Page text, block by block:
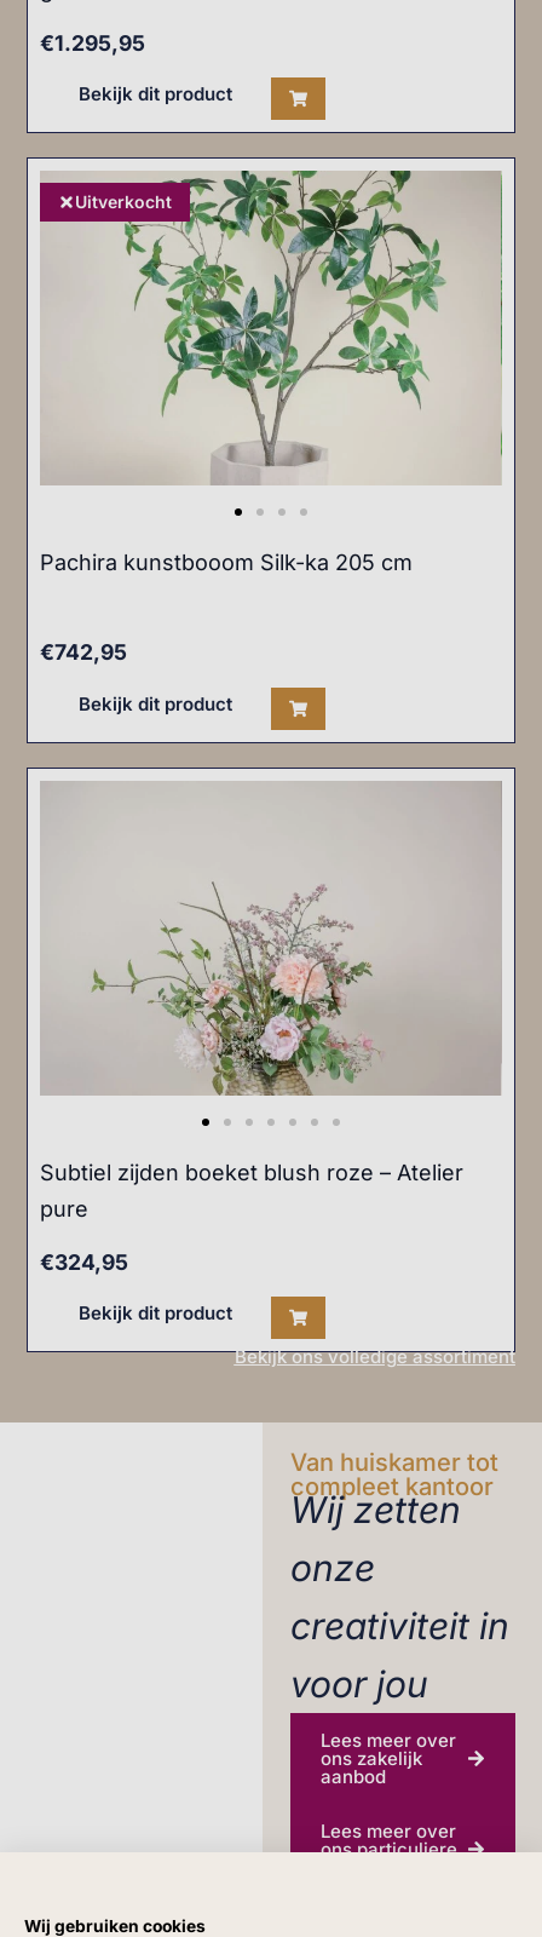
€1.295,95
Bekijk dit product
Uitverkocht
Pachira kunstbooom Silk-ka 205 cm
€742,95
Bekijk dit product
Subtiel zijden boeket blush roze – Atelier
pure
€324,95
Bekijk dit product
Bekijk ons volledige assortiment
Van huiskamer tot
compleet kantoor
Wij zetten
onze
creativiteit in
voor jou
Lees meer over
ons zakelijk
aanbod
Lees meer over
ons particuliere
Wij gebruiken cookies